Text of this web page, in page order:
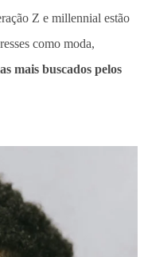
Z e millennial estão
como moda,
mais buscados pelos